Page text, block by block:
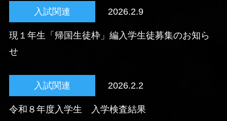
入試関連 2026.2.9
現１年生「帰国生徒枠」編入学生徒募集のお知ら
せ
入試関連 2026.2.2
令和８年度入学生 入学検査結果